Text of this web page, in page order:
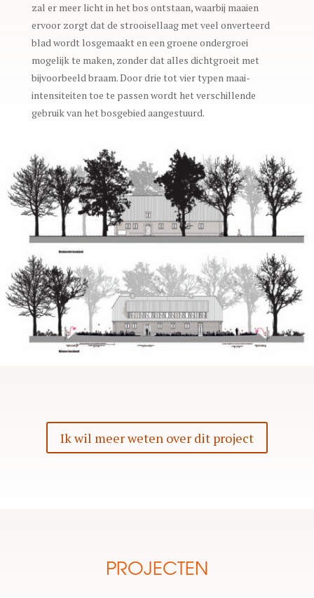
zal er meer licht in het bos ontstaan, waarbij maaien
ervoor zorgt dat de strooisellaag met veel onverteerd
blad wordt losgemaakt en een groene ondergroei
mogelijk te maken, zonder dat alles dichtgroeit met
bijvoorbeeld braam. Door drie tot vier typen maai-
intensiteiten toe te passen wordt het verschillende
gebruik van het bosgebied aangestuurd.
Ik wil meer weten over dit project
PROJECTEN